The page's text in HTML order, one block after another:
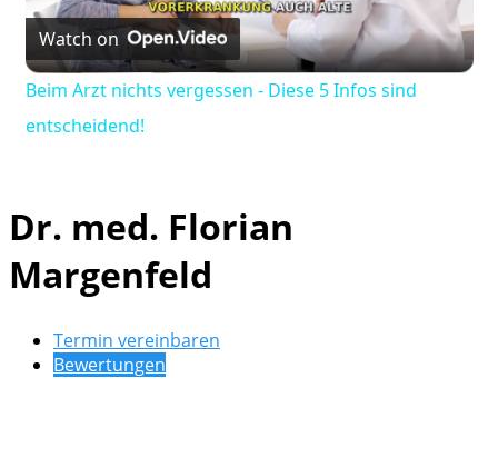
Video
Watch on
Beim Arzt nichts vergessen - Diese 5 Infos sind
entscheidend!
Dr. med. Florian
Margenfeld
Termin vereinbaren
Bewertungen